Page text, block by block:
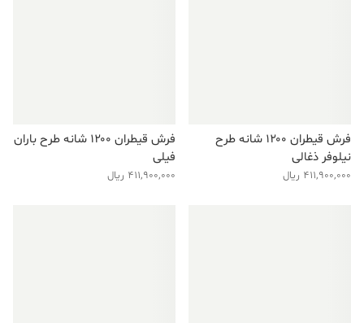
فرش قیطران ۱۲۰۰ شانه طرح
نیلوفر ذغالی
411,900,000 ریال
فرش قیطران ۱۲۰۰ شانه طرح باران
فیلی
411,900,000 ریال